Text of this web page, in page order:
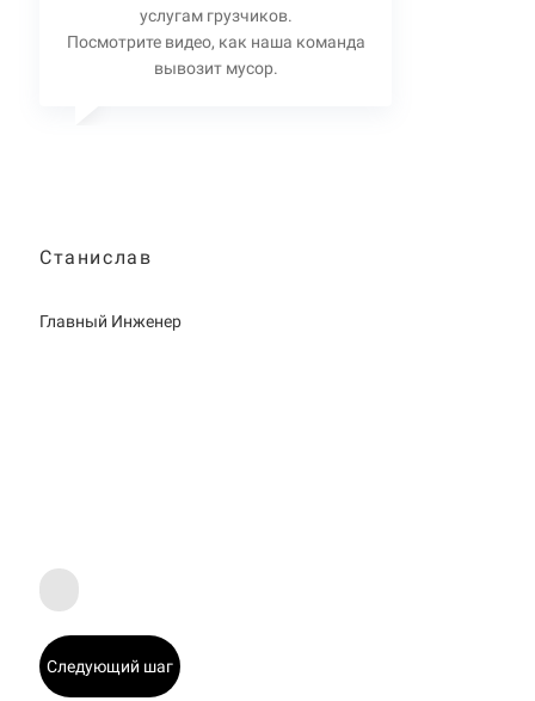
услугам грузчиков.
Посмотрите видео, как наша команда
вывозит мусор.
Станислав
Главный Инженер
Следующий шаг